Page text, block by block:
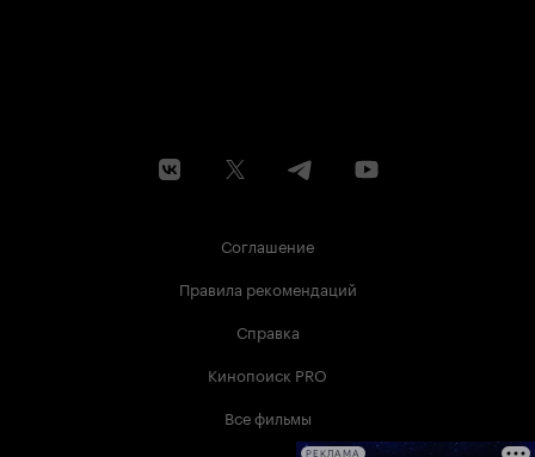
Соглашение
Правила рекомендаций
Справка
Кинопоиск PRO
Все фильмы
РЕКЛАМА